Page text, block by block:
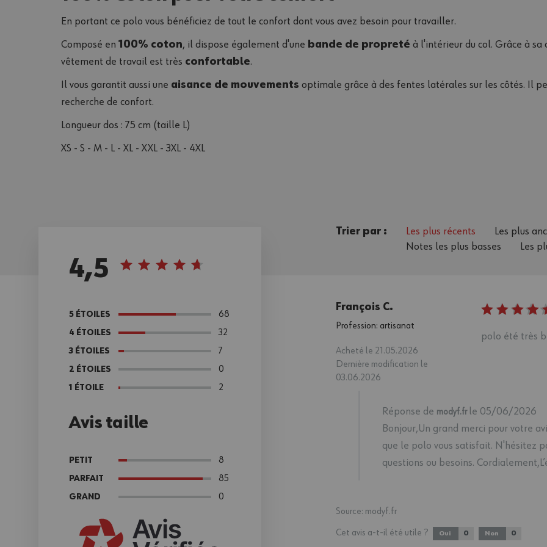
En portant ce polo vous bénéficiez de tout le confort dont vous avez besoin pour travailler.
Composé en 100% coton, il dispose également d'une bande de propreté à l'intérieur du col. Grâce à
vêtement de travail est très confortable.
Il vous garantit aussi une aisance de mouvements optimale grâce à des fentes latérales sur les côtés. Il
recherche de confort.
Longueur dos : 75 cm (taille L)
XS - S - M - L - XL - XXL - 3XL - 4XL
Trier par : Les plus récents
Les plus
Notes les plus basses
Les
4,5
5 ÉTOILES 68
4 ÉTOILES 32
3 ÉTOILES 7
2 ÉTOILES 0
1 ÉTOILE 2
Avis taille
PETIT 8
PARFAIT 85
GRAND 0
François C.
Profession: artisanat
Acheté le 21.05.2026
Dernière modification le
03.06.2026
polo été très
Réponse de modyf.fr le 05/06/2026
Bonjour,Un grand merci pour votre
que le polo vous satisfait. N'hésitez
questions ou besoins.
Source: modyf.fr
Cet avis a-t-il été utile ? Oui 0 Non 0